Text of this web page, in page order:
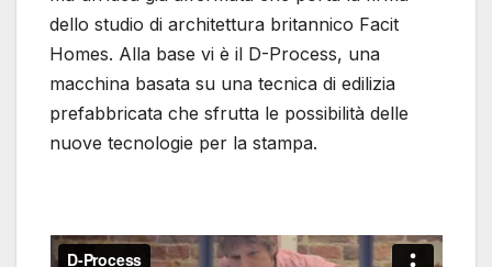
dello studio di architettura britannico Facit
Homes. Alla base vi è il D-Process, una
macchina basata su una tecnica di edilizia
prefabbricata che sfrutta le possibilità delle
nuove tecnologie per la stampa.